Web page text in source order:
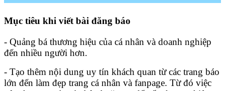
Mục tiêu khi viết bài đăng báo
- Quảng bá thương hiệu của cá nhân và doanh nghiệp
đến nhiều người hơn.
- Tạo thêm nội dung uy tín khách quan từ các trang báo
lớn đến làm đẹp trang cá nhân và fanpage. Từ đó việc